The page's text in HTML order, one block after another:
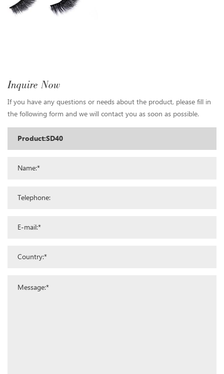
Inquire Now
If you have any questions or needs about the product, please fill in
the following form and we will contact you as soon as possible.